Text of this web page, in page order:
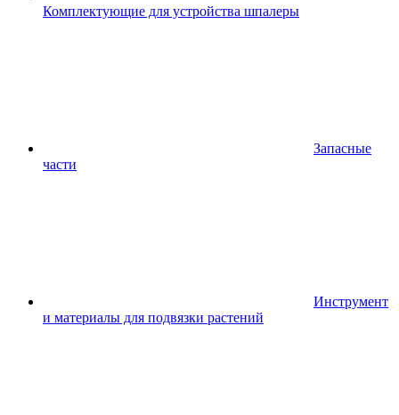
Комплектующие для устройства шпалеры
Запасные
части
Инструмент
и материалы для подвязки растений